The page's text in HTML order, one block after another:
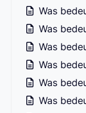
Was
Was
Was
Was
Was
Was